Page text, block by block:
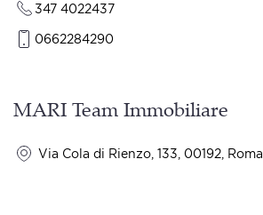
347 4022437
0662284290
MARI Team Immobiliare
Via Cola di Rienzo, 133, 00192, Roma